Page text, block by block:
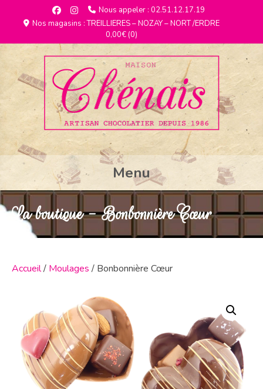
Nous appeler : 02.51.12.17.19
Nos magasins : TREILLIERES – NOZAY – NORT /ERDRE
0,00€(0)
Menu
La boutique - Bonbonnière Cœur
Accueil/ Moulages / Bonbonnière Cœur